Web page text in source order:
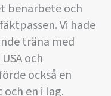
benarbete och
Vi hade
träna med
och
också en
en i lag.